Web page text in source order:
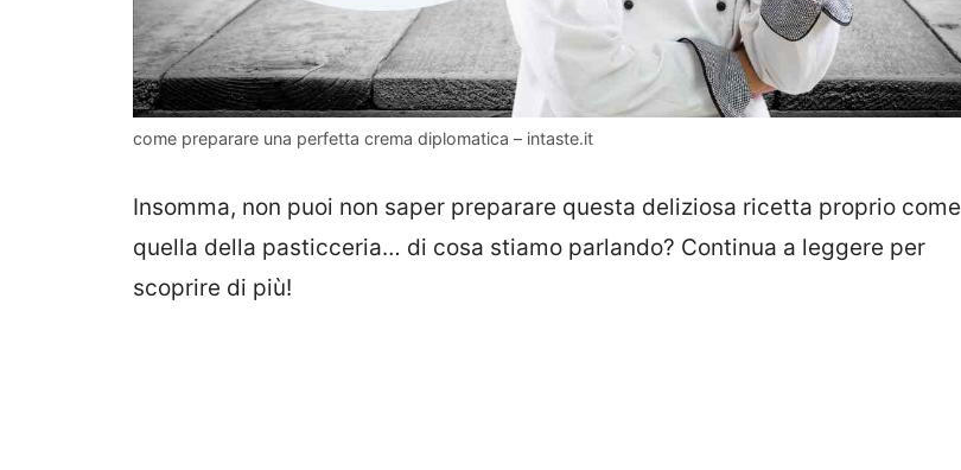
come preparare una perfetta crema diplomatica – intaste.it
Insomma, non puoi non saper preparare questa deliziosa ricetta proprio come
quella della pasticceria… di cosa stiamo parlando? Continua a leggere per
scoprire di più!